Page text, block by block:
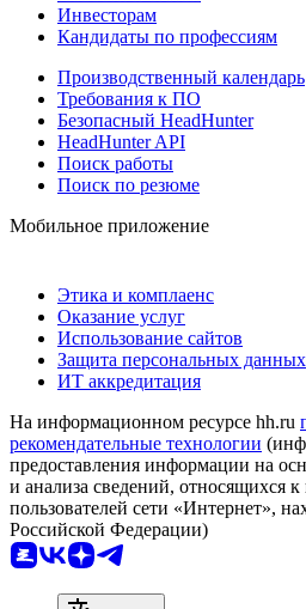
Инвесторам
Кандидаты по профессиям
Производственный календарь
Требования к ПО
Безопасный HeadHunter
HeadHunter API
Поиск работы
Поиск по резюме
Мобильное приложение
Этика и комплаенс
Оказание услуг
Использование сайтов
Защита персональных данных
ИТ аккредитация
На информационном ресурсе hh.ru
рекомендательные технологии
предоставления информации на
и анализа сведений, относящихся
пользователей сети «Интернет»,
Российской Федерации)